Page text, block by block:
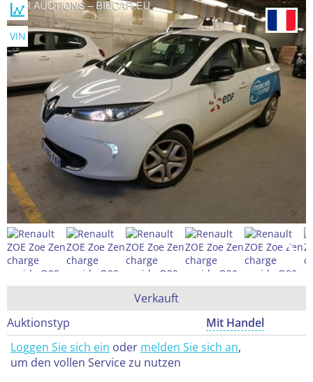
VIN
Verkauft
Auktionstyp
Mit Handel
Loggen Sie sich ein oder melden Sie sich an,
um den vollen Service zu nutzen